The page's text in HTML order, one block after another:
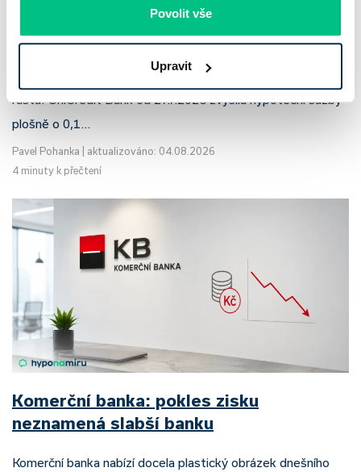
Povolit vše
Upravit
prodloužila slevu do 6.9.2026
Český hypoteční trh na konci července 2026 potvrzuje, že
sazby zůstávají pod tlakem a část bank pokračuje v jejich
růstu. UniCredit Bank od 27.7.2026 zvýšila hypoteční sazby
plošně o 0,1…
Pavel Pohanka
aktualizováno: 04.08.2026
4 minuty k přečtení
Komerční banka: pokles zisku
neznamená slabší banku
Komerční banka nabízí docela plastický obrázek dnešního